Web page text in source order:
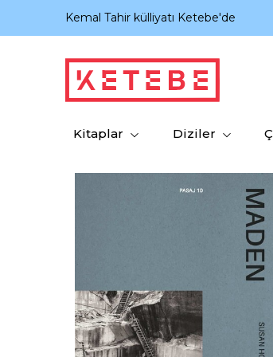
Kemal Tahir külliyatı Ketebe'de
Kitaplar Diziler